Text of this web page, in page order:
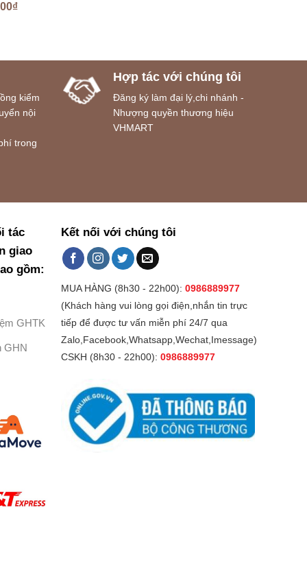
₫
kiểm
nội
trong
Hợp tác với chúng tôi
Đăng ký làm đại lý,chi nhánh -
Nhượng quyền thương hiệu
VHMART
tác
giao
gồm:
GHTK
GHN
Kết nối với chúng tôi
MUA HÀNG (8h30 - 22h00): 0986889977
(Khách hàng vui lòng gọi điện,nhắn tin trực
tiếp để được tư vấn miễn phí 24/7 qua
Zalo,Facebook,Whatsapp,Wechat,Imessage)
CSKH (8h30 - 22h00): 0986889977